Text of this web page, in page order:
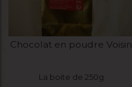
Chocolat en poudre Voisin
La boite de 250g